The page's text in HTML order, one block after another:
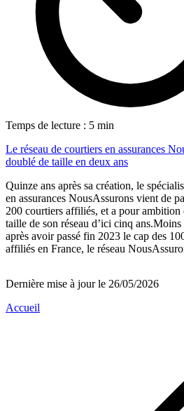
Temps de lecture : 5 min
Le réseau de courtiers en assurances
doublé de taille en deux ans
Quinze ans après sa création, le
en assurances NousAssurons vient de
200 courtiers affiliés, et a pour ambition
taille de son réseau d’ici cinq ans.Moins
après avoir passé fin 2023 le cap des
affiliés en France, le réseau
Dernière mise à jour le 26/05/2026
Accueil